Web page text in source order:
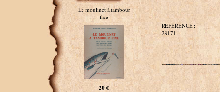
Le moulinet à tambour
fixe
20 €
REFERENCE :
28171